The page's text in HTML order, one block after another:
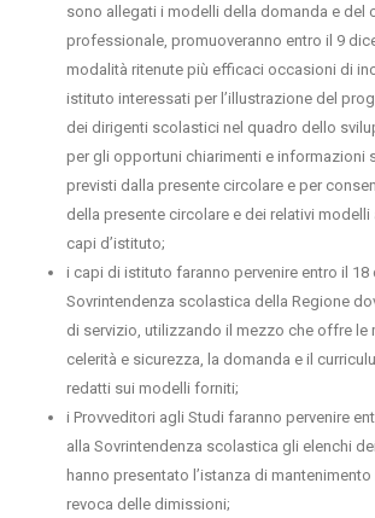
sono allegati i modelli della domanda e del
professionale, promuoveranno entro il 9
modalità ritenute più efficaci occasioni di
istituto interessati per l’illustrazione del
dei dirigenti scolastici nel quadro dello
per gli opportuni chiarimenti e informazioni
previsti dalla presente circolare e per
della presente circolare e dei relativi
capi d’istituto;
i capi di istituto faranno pervenire entro il 18
Sovrintendenza scolastica della Regione
di servizio, utilizzando il mezzo che offre le
celerità e sicurezza, la domanda e il
redatti sui modelli forniti;
i Provveditori agli Studi faranno pervenire
alla Sovrintendenza scolastica gli elenchi
hanno presentato l’istanza di
revoca delle dimissioni;